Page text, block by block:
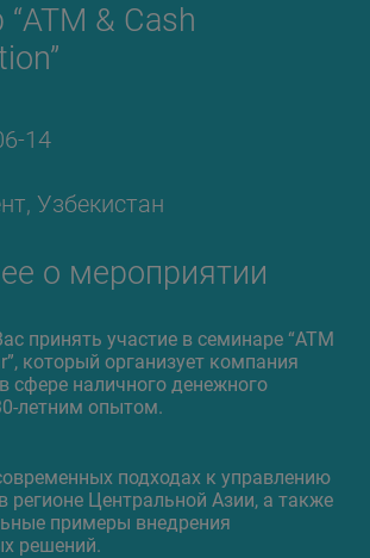
& Cash
14
Узбекистан
о мероприятии
принять участие в семинаре “ATM
который организует компания
сфере наличного денежного
летним опытом.
подходах к управлению
регионе Центральной Азии, а также
примеры внедрения
решений.